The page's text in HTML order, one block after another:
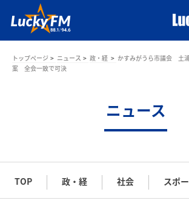
トップページ ニュース 政・経
かすみがうら市議会 土
案 全会一致で可決
ニュース
TOP 政・経 社会 スポ